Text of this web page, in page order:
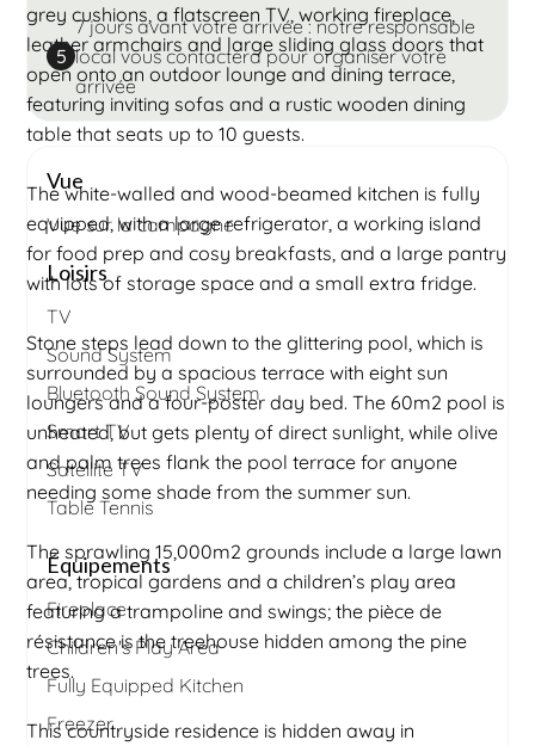
grey cushions, a flatscreen TV, working fireplace,
leather armchairs and large sliding glass doors that
open onto an outdoor lounge and dining terrace,
featuring inviting sofas and a rustic wooden dining
table that seats up to 10 guests.
The white-walled and wood-beamed kitchen is fully
equipped, with a large refrigerator, a working island
for food prep and cosy breakfasts, and a large pantry
with lots of storage space and a small extra fridge.
Stone steps lead down to the glittering pool, which is
surrounded by a spacious terrace with eight sun
loungers and a four-poster day bed. The 60m2 pool is
unheated, but gets plenty of direct sunlight, while olive
and palm trees flank the pool terrace for anyone
needing some shade from the summer sun.
The sprawling 15,000m2 grounds include a large lawn
area, tropical gardens and a children’s play area
featuring a trampoline and swings; the pièce de
résistance is the treehouse hidden among the pine
trees.
This countryside residence is hidden away in
5
7 jours avant votre arrivée : notre responsable
local vous contactera pour organiser votre
arrivée
Vue
Vue sur la campagne
Loisirs
TV
Sound System
Bluetooth Sound System
Smart TV
Satellite TV
Table Tennis
Équipements
Fireplace
Children's Play Area
Fully Equipped Kitchen
Freezer